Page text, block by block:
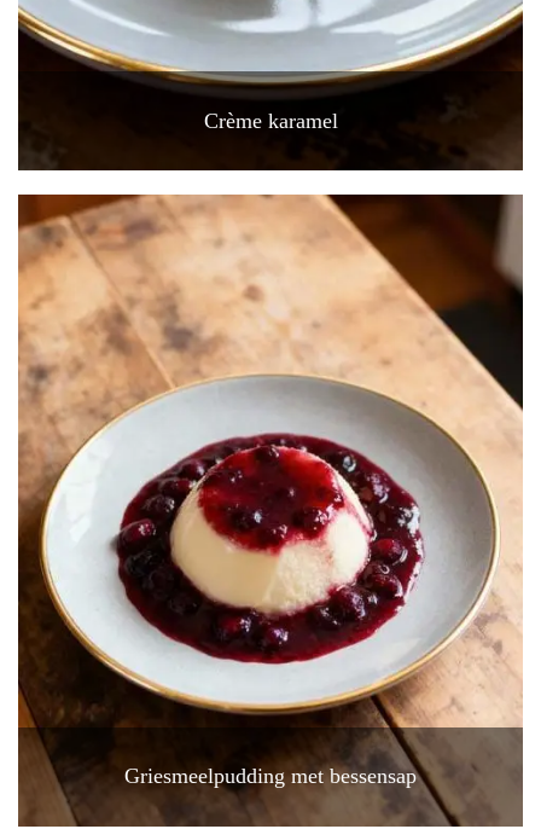
Crème karamel
Griesmeelpudding met bessensap